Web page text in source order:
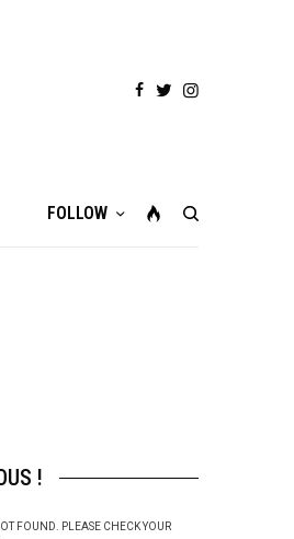
FOLLOW
!
FOUND. PLEASE CHECK YOUR